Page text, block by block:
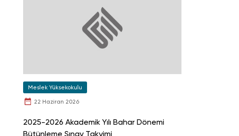
Meslek Yüksekokulu
22 Haziran 2026
2025-2026 Akademik Yılı Bahar Dönemi
Bütünleme Sınav Takvimi